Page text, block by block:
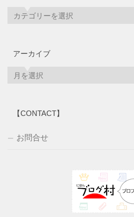
アーカイブ
【CONTACT】
お問合せ